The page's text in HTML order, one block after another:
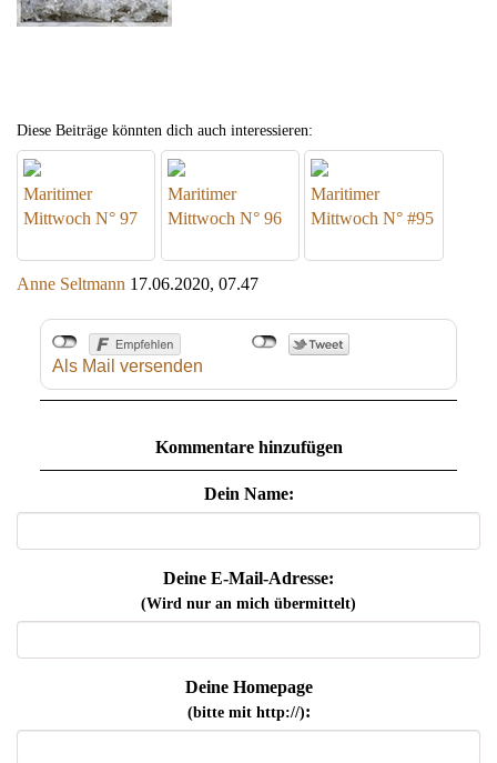
Diese Beiträge könnten dich auch interessieren:
Maritimer
Mittwoch N° 97
Maritimer
Mittwoch N° 96
Maritimer
Mittwoch N° #95
Anne Seltmann 17.06.2020, 07.47
Als Mail versenden
Kommentare hinzufügen
Dein Name:
Deine E-Mail-Adresse:
(Wird nur an mich übermittelt)
Deine Homepage
(bitte mit http://):